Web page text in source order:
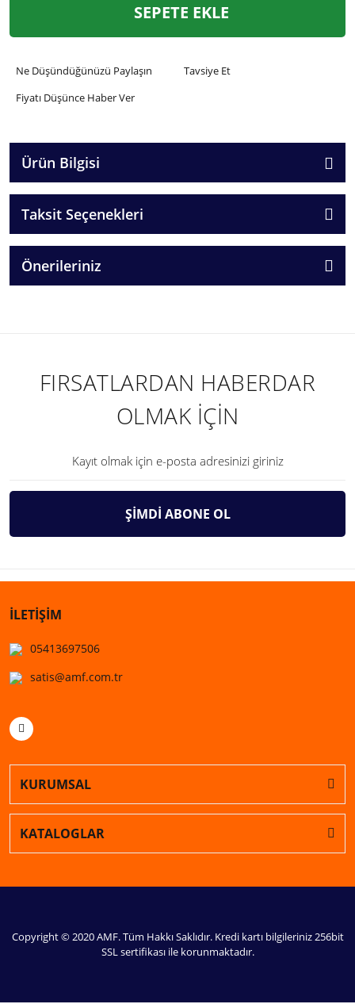
SEPETE EKLE
Ne Düşündüğünüzü Paylaşın
Tavsiye Et
Fiyatı Düşünce Haber Ver
Ürün Bilgisi
Taksit Seçenekleri
Önerileriniz
FIRSATLARDAN HABERDAR
OLMAK İÇİN
ŞİMDİ ABONE OL
İLETİŞİM
05413697506
satis@amf.com.tr
KURUMSAL
KATALOGLAR
Copyright © 2020 AMF. Tüm Hakkı Saklıdır. Kredi kartı bilgileriniz 256bit
SSL sertifikası ile korunmaktadır.